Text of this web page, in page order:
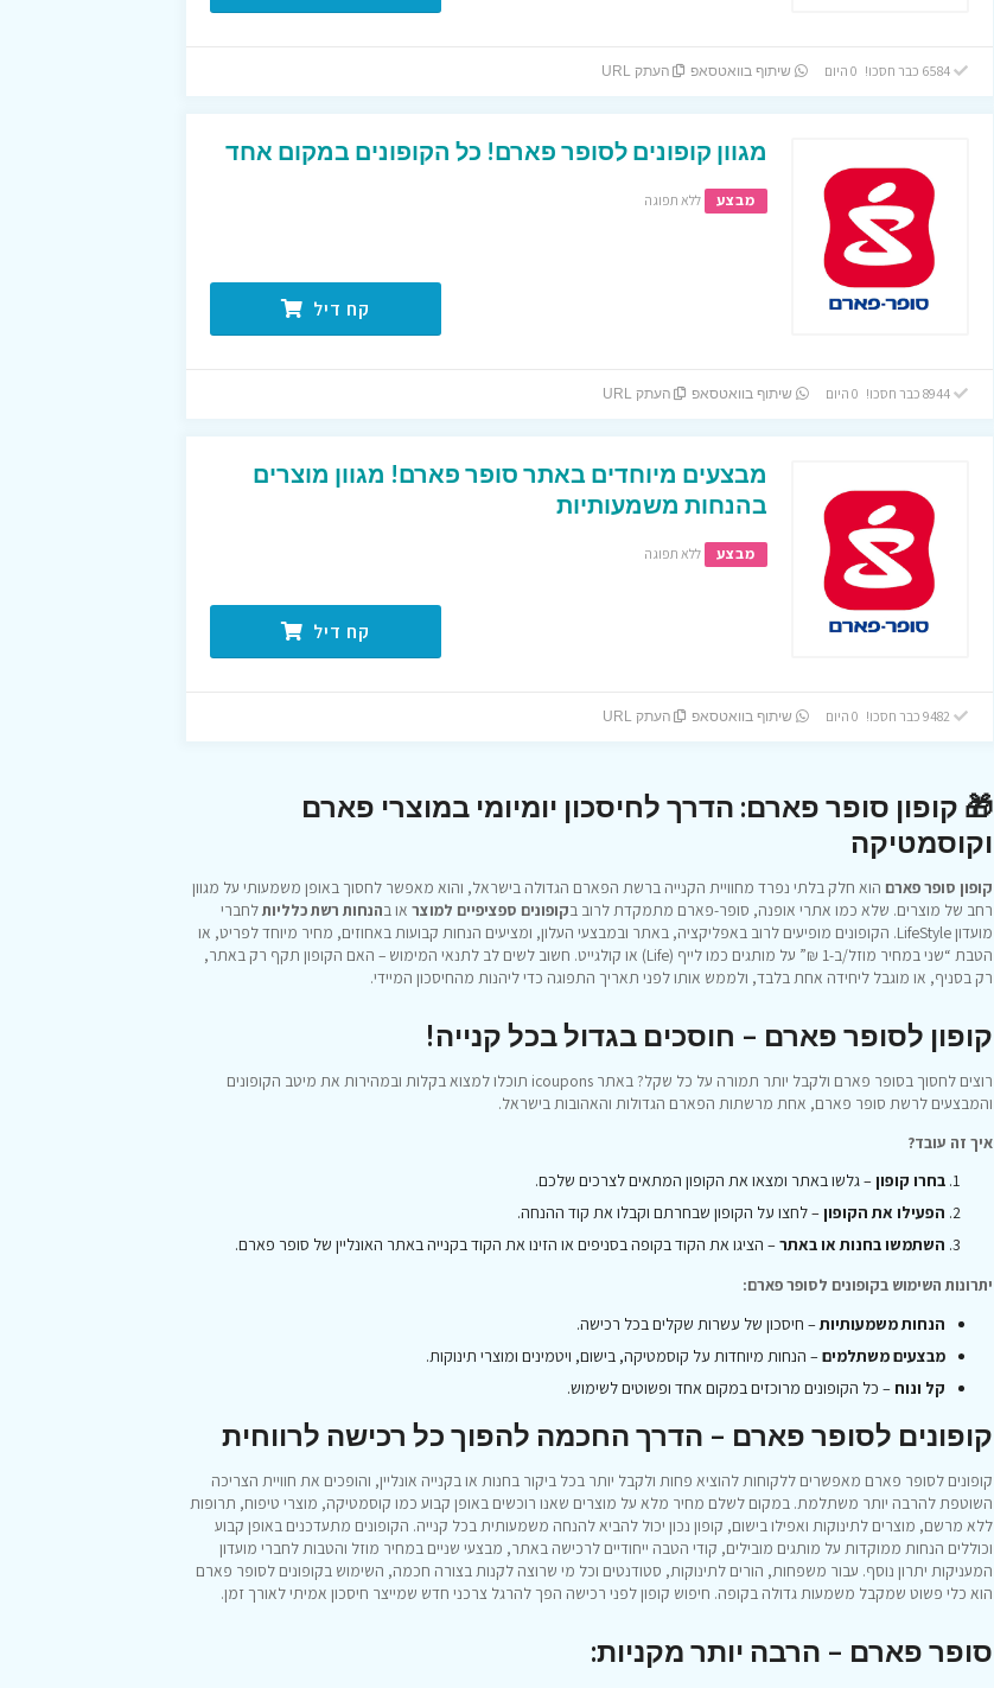
6584 כבר חסכו! 0 היום שיתוף בוואטסאפ העתק URL
מגוון קופונים לסופר פארם! כל הקופונים במקום אחד
מבצע ללא תפוגה
קח דיל
8944 כבר חסכו! 0 היום שיתוף בוואטסאפ העתק URL
מבצעים מיוחדים באתר סופר פארם! מגוון מוצרים
בהנחות משמעותיות
מבצע ללא תפוגה
קח דיל
שיתוף בוואטסאפ העתק URL
🎁 קופון סופר פארם: הדרך לחיסכון יומיומי במוצרי פארם
וקוסמטיקה
קופון סופר פארם הוא חלק בלתי נפרד מחוויית הקנייה ברשת הפארם הגדולה בישראל, והוא מאפשר לחסוך באופן משמעותי על מגוון
רחב של מוצרים. שלא כמו אתרי אופנה, סופר-פארם מתמקדת לרוב בקופונים ספציפיים למוצר או בהנחות רשת כלליותלחברי
מועדון LifeStyle. הקופונים מופיעים לרוב באפליקציה, באתר ובמבצעי העלון, ומציעים הנחות קבועות באחוזים, מחיר מיוחד לפריט, או
הטבת “שני במחיר מוזל/ב-1 ₪” על מותגים כמו לייף (Life) או קולגייט. חשוב לשים לב לתנאי המימוש – האם הקופון תקף רק באתר,
רק בסניף, או מוגבל ליחידה אחת בלבד, ולממש אותו לפני תאריך התפוגה כדי ליהנות מהחיסכון המיידי.
קופון לסופר פארם – חוסכים בגדול בכל קנייה!
רוצים לחסוך בסופר פארם ולקבל יותר תמורה על כל שקל? באתר icoupons תוכלו למצוא בקלות ובמהירות את מיטב הקופונים
והמבצעים לרשת סופר פארם, אחת מרשתות הפארם הגדולות והאהובות בישראל.
איך זה עובד?
בחרו קופון– גלשו באתר ומצאו את הקופון המתאים לצרכים שלכם.
הפעילו את הקופון– לחצו על הקופון שבחרתם וקבלו את קוד ההנחה.
השתמשו בחנות או באתר– הציגו את הקוד בקופה בסניפים או הזינו את הקוד בקנייה באתר האונליין של סופר פארם.
יתרונות השימוש בקופונים לסופר פארם:
הנחות משמעותיות– חיסכון של עשרות שקלים בכל רכישה.
מבצעים משתלמים– הנחות מיוחדות על קוסמטיקה, בישום, ויטמינים ומוצרי תינוקות.
קל ונוח – כל הקופונים מרוכזים במקום אחד ופשוטים לשימוש.
קופונים לסופר פארם – הדרך החכמה להפוך כל רכישה לרווחית
קופונים לסופר פארם מאפשרים ללקוחות להוציא פחות ולקבל יותר בכל ביקור בחנות או בקנייה אונליין, והופכים את חוויית הצריכה
השוטפת להרבה יותר משתלמת. במקום לשלם מחיר מלא על מוצרים שאנו רוכשים באופן קבוע כמו קוסמטיקה, מוצרי טיפוח, תרופות
ללא מרשם, מוצרים לתינוקות ואפילו בישום, קופון נכון יכול להביא להנחה משמעותית בכל קנייה. הקופונים מתעדכנים באופן קבוע
וכוללים הנחות ממוקדות על מותגים מובילים, קודי הטבה ייחודיים לרכישה באתר, מבצעי שניים במחיר מוזל והטבות לחברי מועדון
המעניקות יתרון נוסף. עבור משפחות, הורים לתינוקות, סטודנטים וכל מי שרוצה לקנות בצורה חכמה, השימוש בקופונים לסופר פארם
הוא כלי פשוט שמקבל משמעות גדולה בקופה. חיפוש קופון לפני רכישה הפך להרגל צרכני חדש שמייצר חיסכון אמיתי לאורך זמן.
סופר פארם – הרבה יותר מקניות: